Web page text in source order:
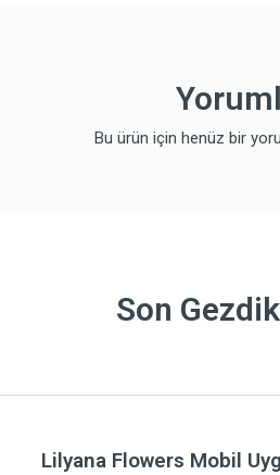
Bu ürün için henüz bir
Son
Lilyana Flowers Mobil